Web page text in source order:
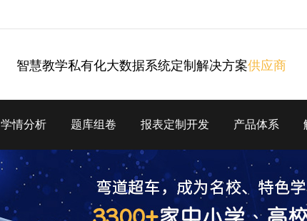
智慧教学私有化大数据系统定制解决方案供应商
学情分析 题库组卷 报表定制开发 产品体系